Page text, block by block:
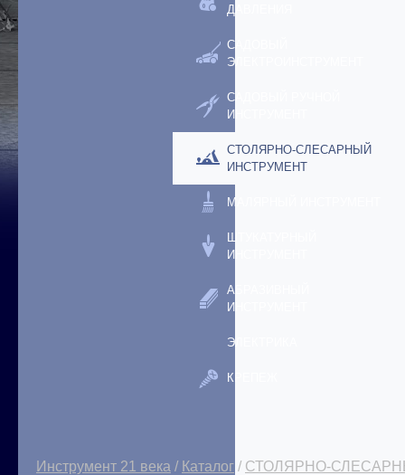
ДАВЛЕНИЯ
САДОВЫЙ
ЭЛЕКТРОИНСТРУМЕНТ
САДОВЫЙ РУЧНОЙ
ИНСТРУМЕНТ
СТОЛЯРНО-СЛЕСАРНЫЙ
ИНСТРУМЕНТ
МАЛЯРНЫЙ ИНСТРУМЕНТ
ШТУКАТУРНЫЙ
ИНСТРУМЕНТ
АБРАЗИВНЫЙ
ИНСТРУМЕНТ
ЭЛЕКТРИКА
КРЕПЕЖ
Инструмент 21 века / Каталог / СТОЛЯРНО-